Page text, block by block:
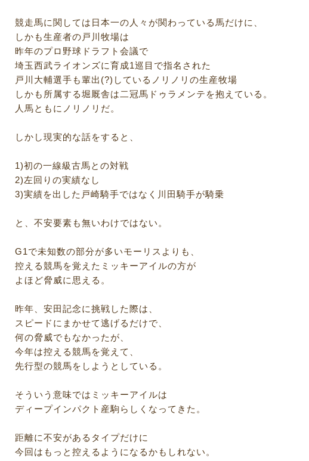
競走馬に関しては日本一の人々が関わっている馬だけに、
しかも生産者の戸川牧場は
昨年のプロ野球ドラフト会議で
埼玉西武ライオンズに育成1巡目で指名された
戸川大輔選手も輩出(?)しているノリノリの生産牧場
しかも所属する堀厩舎は二冠馬ドゥラメンテを抱えている。
人馬ともにノリノリだ。
しかし現実的な話をすると、
1)初の一線級古馬との対戦
2)左回りの実績なし
3)実績を出した戸崎騎手ではなく川田騎手が騎乗
と、不安要素も無いわけではない。
G1で未知数の部分が多いモーリスよりも、
控える競馬を覚えたミッキーアイルの方が
よほど脅威に思える。
昨年、安田記念に挑戦した際は、
スピードにまかせて逃げるだけで、
何の脅威でもなかったが、
今年は控える競馬を覚えて、
先行型の競馬をしようとしている。
そういう意味ではミッキーアイルは
ディープインパクト産駒らしくなってきた。
距離に不安があるタイプだけに
今回はもっと控えるようになるかもしれない。